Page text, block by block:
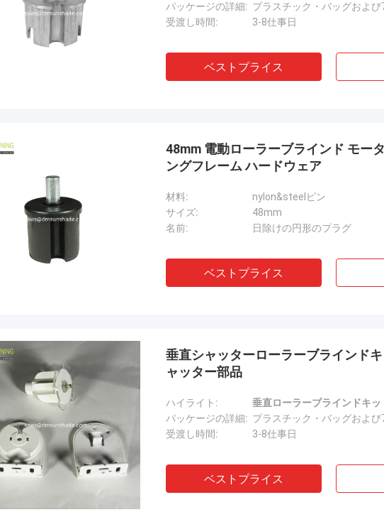
パッケージの詳細: プラスチック・バッグおよ
受渡し時間:
3-8仕事日
ベストプライス
48mm 電動ローラーブラインド モー
ングフレーム ハードウェア
材料:
nylon&steelピン
サイズ:
48mm
名前:
日除けの円形のプラグ
ベストプライス
垂直シャッターローラーブラインド
ャッター部品
ハイライト: 垂直ローラーブラインドキッ
パッケージの詳細: プラスチック・バッグおよ
受渡し時間:
3-8仕事日
ベストプライス